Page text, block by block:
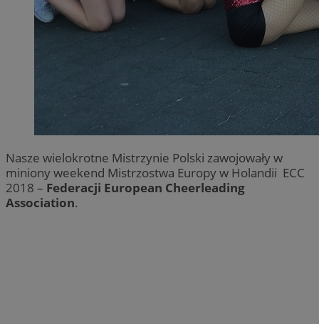
Nasze wielokrotne Mistrzynie Polski zawojowały w
miniony weekend Mistrzostwa Europy w Holandii ECC
2018 – Federacji European Cheerleading
Association.